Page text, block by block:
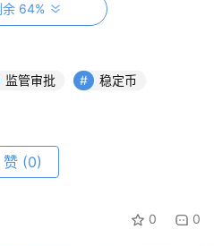
早在2025年12月就已找到进
它与加利福尼亚州的Bastion
作为代币的发行人、托管人和
在申请转换以获得国家信托特
地位发生了变化。Goldstein
余 64%
监管审批
稳定币
赞 (0)
0 0